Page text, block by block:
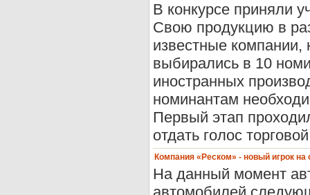
В конкурсе приняли
Свою продукцию в
известные компании,
выбирались в 10
иностранных
номинантам
Первый этап
отдать голос
Компания «Реском» - новый игрок
На данный момент